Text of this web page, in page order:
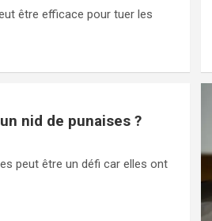
être efficace pour tuer les
nid de punaises ?
peut être un défi car elles ont